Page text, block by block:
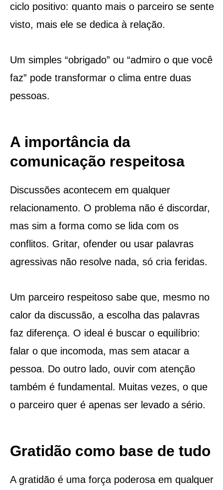
ciclo positivo: quanto mais o parceiro se sente
visto, mais ele se dedica à relação.
Um simples “obrigado” ou “admiro o que você
faz” pode transformar o clima entre duas
pessoas.
A importância da
comunicação respeitosa
Discussões acontecem em qualquer
relacionamento. O problema não é discordar,
mas sim a forma como se lida com os
conflitos. Gritar, ofender ou usar palavras
agressivas não resolve nada, só cria feridas.
Um parceiro respeitoso sabe que, mesmo no
calor da discussão, a escolha das palavras
faz diferença. O ideal é buscar o equilíbrio:
falar o que incomoda, mas sem atacar a
pessoa. Do outro lado, ouvir com atenção
também é fundamental. Muitas vezes, o que
o parceiro quer é apenas ser levado a sério.
Gratidão como base de tudo
A gratidão é uma força poderosa em qualquer